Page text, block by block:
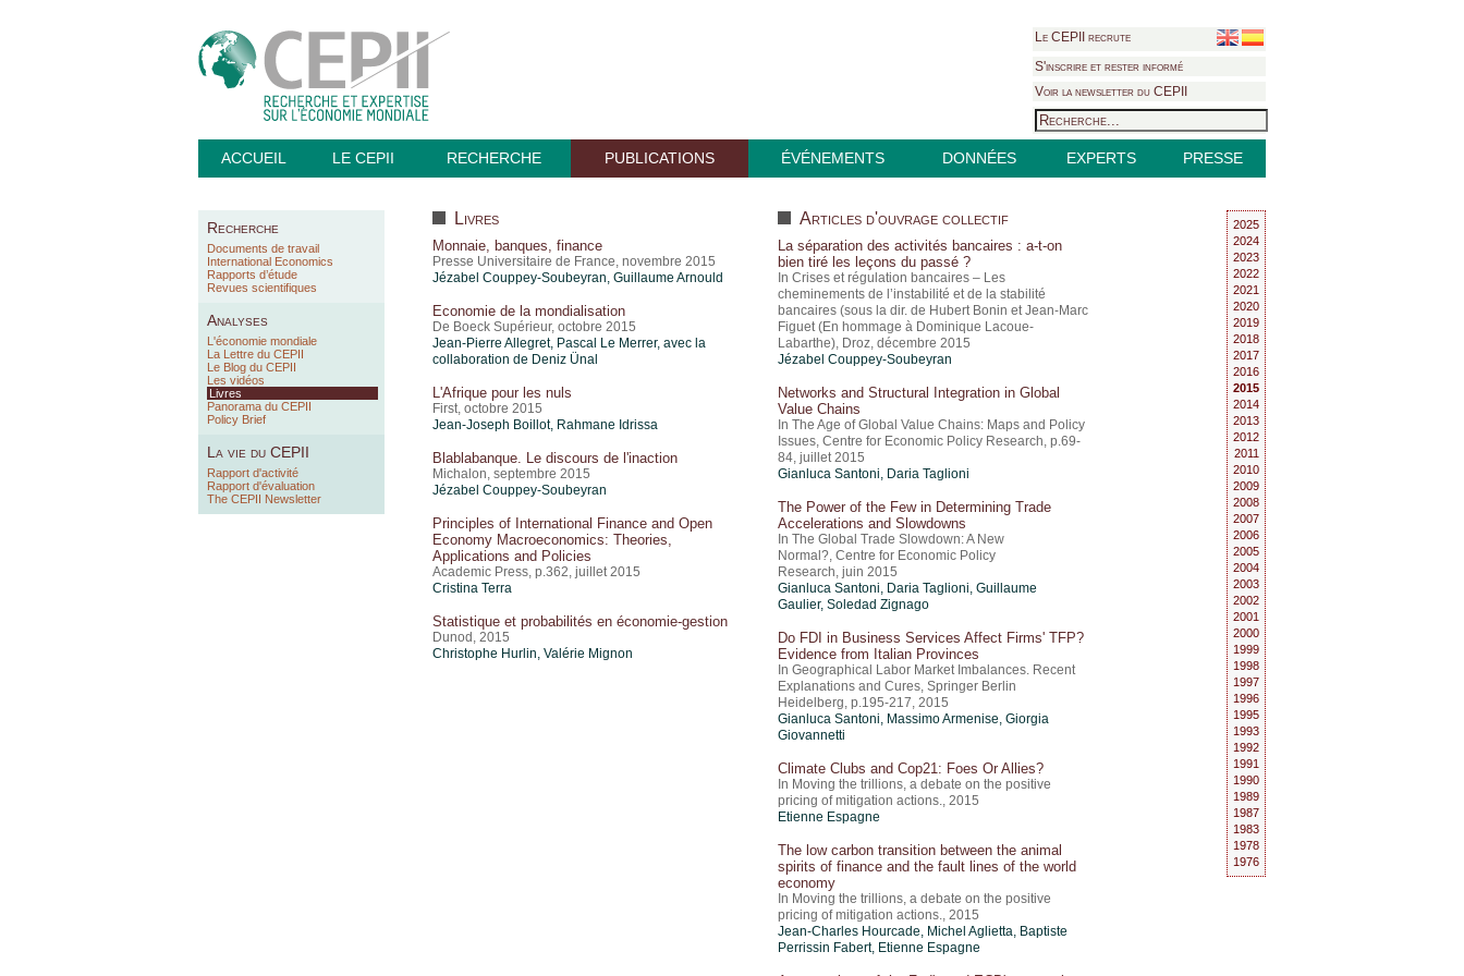
Le CEPII recrute
S'inscrire et rester informé
Voir la newsletter du CEPII
ACCUEIL LE CEPII RECHERCHE PUBLICATIONS ÉVÉNEMENTS DONNÉES EXPERTS PRESSE
Recherche
Documents de travail
International Economics
Rapports d’étude
Revues scientifiques
Analyses
L'économie mondiale
La Lettre du CEPII
Le Blog du CEPII
Les vidéos
Livres
Panorama du CEPII
Policy Brief
La vie du CEPII
Rapport d'activité
Rapport d'évaluation
The CEPII Newsletter
Livres
Monnaie, banques, finance
Presse Universitaire de France, novembre 2015
Jézabel Couppey-Soubeyran, Guillaume Arnould
Economie de la mondialisation
De Boeck Supérieur, octobre 2015
Jean-Pierre Allegret, Pascal Le Merrer, avec la
collaboration de Deniz Ünal
L'Afrique pour les nuls
First, octobre 2015
Jean-Joseph Boillot, Rahmane Idrissa
Blablabanque. Le discours de l'inaction
Michalon, septembre 2015
Jézabel Couppey-Soubeyran
Principles of International Finance and Open
Economy Macroeconomics: Theories,
Applications and Policies
Academic Press, p.362, juillet 2015
Cristina Terra
Statistique et probabilités en économie-gestion
Dunod, 2015
Christophe Hurlin, Valérie Mignon
Articles d'ouvrage collectif
La séparation des activités bancaires : a-t-on
bien tiré les leçons du passé ?
In Crises et régulation bancaires – Les
cheminements de l’instabilité et de la stabilité
bancaires (sous la dir. de Hubert Bonin et Jean-Marc
Figuet (En hommage à Dominique Lacoue-
Labarthe), Droz, décembre 2015
Jézabel Couppey-Soubeyran
Networks and Structural Integration in Global
Value Chains
In The Age of Global Value Chains: Maps and Policy
Issues, Centre for Economic Policy Research, p.69-
84, juillet 2015
Gianluca Santoni, Daria Taglioni
The Power of the Few in Determining Trade
Accelerations and Slowdowns
In The Global Trade Slowdown: A New
Normal?, Centre for Economic Policy
Research, juin 2015
Gianluca Santoni, Daria Taglioni, Guillaume
Gaulier, Soledad Zignago
Do FDI in Business Services Affect Firms' TFP?
Evidence from Italian Provinces
In Geographical Labor Market Imbalances. Recent
Explanations and Cures, Springer Berlin
Heidelberg, p.195-217, 2015
Gianluca Santoni, Massimo Armenise, Giorgia
Giovannetti
Climate Clubs and Cop21: Foes Or Allies?
In Moving the trillions, a debate on the positive
pricing of mitigation actions., 2015
Etienne Espagne
The low carbon transition between the animal
spirits of finance and the fault lines of the world
economy
In Moving the trillions, a debate on the positive
pricing of mitigation actions., 2015
Jean-Charles Hourcade, Michel Aglietta, Baptiste
Perrissin Fabert, Etienne Espagne
2025
2024
2023
2022
2021
2020
2019
2018
2017
2016
2015
2014
2013
2012
2011
2010
2009
2008
2007
2006
2005
2004
2003
2002
2001
2000
1999
1998
1997
1996
1995
1993
1992
1991
1990
1989
1987
1983
1978
1976